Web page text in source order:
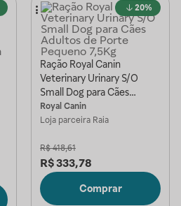
20%
Ração Royal Canin
Veterinary Urinary S/O
Small Dog para Cães
Adultos de Porte Pequeno
7,5Kg
Royal Canin
Loja parceira Raia
R$ 418,61
R$333,78
Comprar